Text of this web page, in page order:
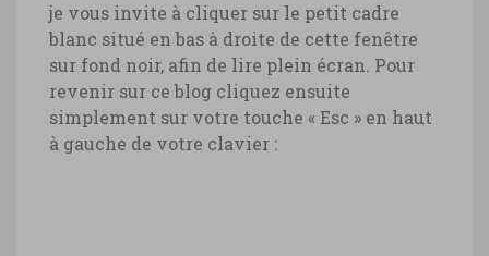
je vous invite à cliquer sur le petit cadre
blanc situé en bas à droite de cette fenêtre
sur fond noir, afin de lire plein écran. Pour
revenir sur ce blog cliquez ensuite
simplement sur votre touche « Esc » en haut
à gauche de votre clavier :